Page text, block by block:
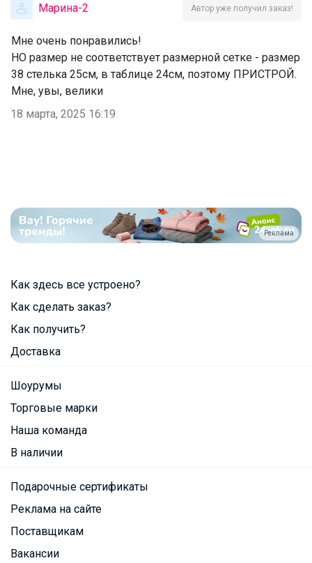
Марина-2 Автор уже получил заказ!
Мне очень понравились!
НО размер не соответствует размерной сетке - размер
38 стелька 25см, в таблице 24см, поэтому ПРИСТРОЙ.
Мне, увы, велики
18 марта, 2025 16:19
Реклама
Как здесь все устроено?
Как сделать заказ?
Как получить?
Доставка
Шоурумы
Торговые марки
Наша команда
В наличии
Подарочные сертификаты
Реклама на сайте
Поставщикам
Вакансии